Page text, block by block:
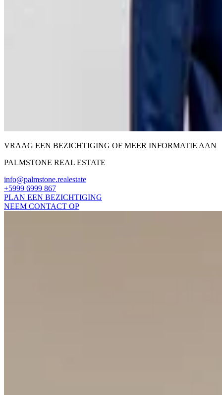
VRAAG EEN BEZICHTIGING OF MEER INFORMATIE AAN
PALMSTONE REAL ESTATE
info@palmstone.realestate
+5999 6999 867
PLAN EEN BEZICHTIGING
NEEM CONTACT OP